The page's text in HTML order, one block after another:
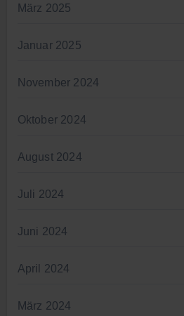
März 2025
Januar 2025
November 2024
Oktober 2024
August 2024
Juli 2024
Juni 2024
April 2024
März 2024